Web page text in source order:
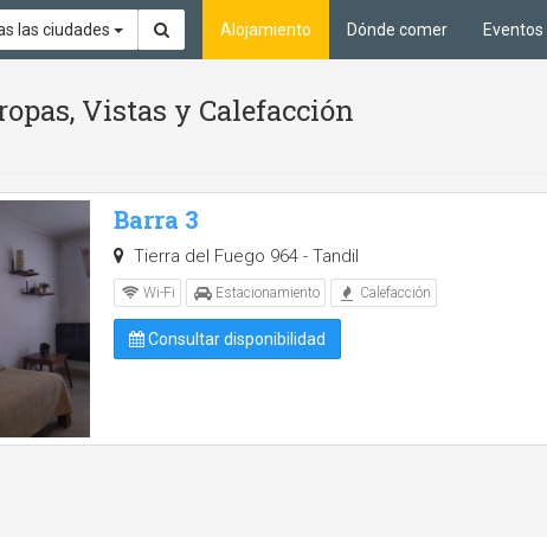
las ciudades Alojamiento Dónde comer Eventos
Vistas y Calefacción
Barra 3
Tierra del Fuego 964 - Tandil
Wi-Fi Estacionamiento Calefacción
Consultar disponibilidad